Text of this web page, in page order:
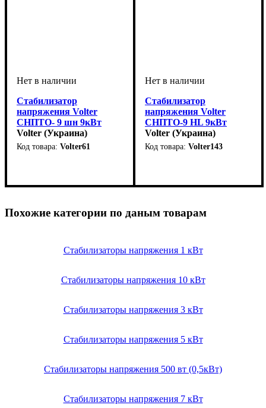
Стабилизатор
напряжения Volter
СНПТО- 9 шн 9кВт
однофазный
симисторный
стационарный
Volter (Украина)
Volter61
Стабилизатор
напряжения Volter
СНПТО-9 HL 9кВт
однофазный
симисторный
стационарный
Volter (Украина)
Volter143
Похожие категории по даным товарам
Стабилизаторы напряжения 1 кВт
Стабилизаторы напряжения 10 кВт
Стабилизаторы напряжения 3 кВт
Стабилизаторы напряжения 5 кВт
Стабилизаторы напряжения 500 вт (0,5кВт)
Стабилизаторы напряжения 7 кВт